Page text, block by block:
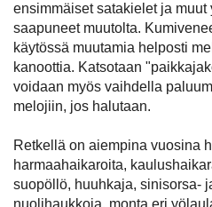
ensimmäiset satakielet ja muut
saapuneet muutolta.
käytössä muutamia helposti
kanoottia. Katsotaan
voidaan myös vaihdella
melojiin, jos halutaan.
Retkellä on aiempina vuosina
harmaahaikaroita,
suopöllö, huuhkaja, sinisorsa-
nuolihaukkoja, monta eri